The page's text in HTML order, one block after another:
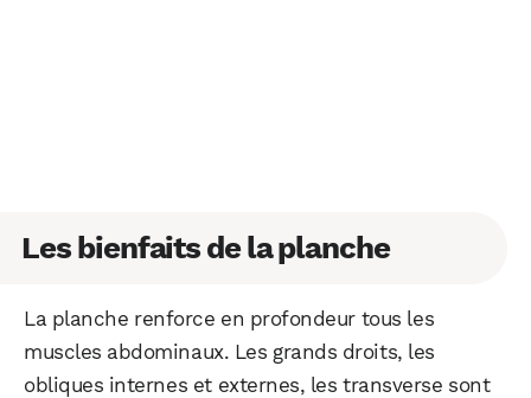
Les bienfaits de la planche
La planche renforce en profondeur tous les
muscles abdominaux. Les grands droits, les
obliques internes et externes, les transverse sont